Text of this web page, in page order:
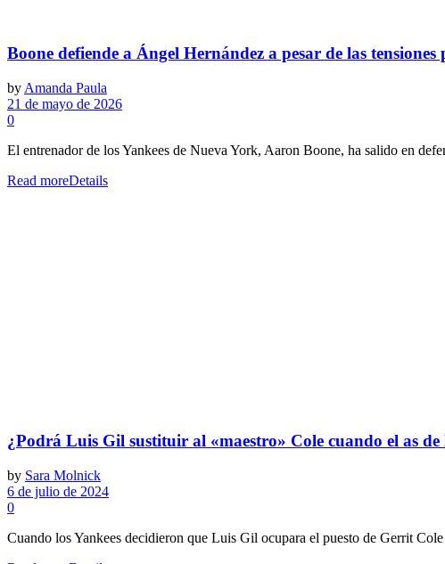
Boone defiende a Ángel Hernández a pesar de las tensiones
by Amanda Paula
21 de mayo de 2026
0
El entrenador de los Yankees de Nueva York, Aaron Boone, ha salido en
Read moreDetails
¿Podrá Luis Gil sustituir al «maestro» Cole cuando el as de
by Sara Molnick
6 de julio de 2024
0
Cuando los Yankees decidieron que Luis Gil ocupara el puesto de Gerrit